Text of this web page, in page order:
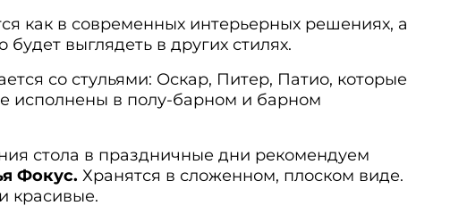
как в современных интерьерных решениях, а
будет выглядеть в других стилях.
со стульями: Оскар, Питер, Патио, которые
исполнены в полу-барном и барном
стола в праздничные дни рекомендуем
Фокус. Хранятся в сложенном, плоском виде.
красивые.